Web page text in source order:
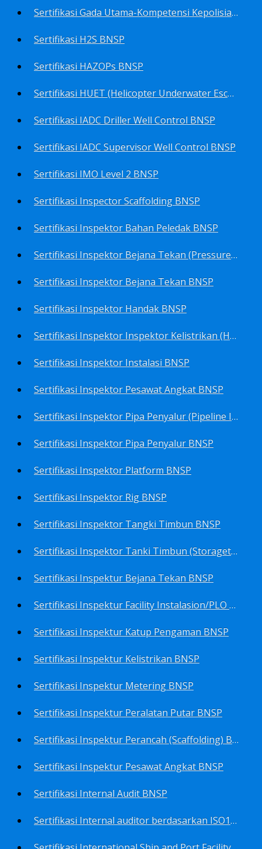
Sertifikasi Gada Utama-Kompetensi Kepolisian Terbatas Sektor Industri Migas BNSP
Sertifikasi H2S BNSP
Sertifikasi HAZOPs BNSP
Sertifikasi HUET (Helicopter Underwater Escape Training) BNSP
Sertifikasi IADC Driller Well Control BNSP
Sertifikasi IADC Supervisor Well Control BNSP
Sertifikasi IMO Level 2 BNSP
Sertifikasi Inspector Scaffolding BNSP
Sertifikasi Inspektor Bahan Peledak BNSP
Sertifikasi Inspektor Bejana Tekan (Pressure Vessel Inspector) BNSP
Sertifikasi Inspektor Bejana Tekan BNSP
Sertifikasi Inspektor Handak BNSP
Sertifikasi Inspektor Inspektor Kelistrikan (Harga Khusus) BNSP
Sertifikasi Inspektor Instalasi BNSP
Sertifikasi Inspektor Pesawat Angkat BNSP
Sertifikasi Inspektor Pipa Penyalur (Pipeline Inspector) BNSP
Sertifikasi Inspektor Pipa Penyalur BNSP
Sertifikasi Inspektor Platform BNSP
Sertifikasi Inspektor Rig BNSP
Sertifikasi Inspektor Tangki Timbun BNSP
Sertifikasi Inspektor Tanki Timbun (Storagetank Inspector) BNSP
Sertifikasi Inspektur Bejana Tekan BNSP
Sertifikasi Inspektur Facility Instalasion/PLO BNSP
Sertifikasi Inspektur Katup Pengaman BNSP
Sertifikasi Inspektur Kelistrikan BNSP
Sertifikasi Inspektur Metering BNSP
Sertifikasi Inspektur Peralatan Putar BNSP
Sertifikasi Inspektur Perancah (Scaffolding) BNSP
Sertifikasi Inspektur Pesawat Angkat BNSP
Sertifikasi Internal Audit BNSP
Sertifikasi Internal auditor berdasarkan ISO17025.2017 Pedoman Panduan Mutu&Prosedur Laboratorium BNSP